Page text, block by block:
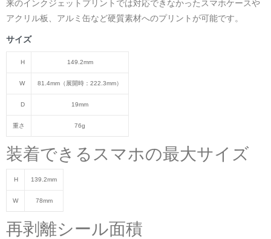
来のインクジェットプリントでは対応できなかったスマホケースや
アクリル板、アルミ缶など硬質素材へのプリントが可能です。
サイズ
H 149.2mm
W 81.4mm（展開時：222.3mm）
D 19mm
重さ 76g
装着できるスマホの最大サイズ
H 139.2mm
W 78mm
再剥離シール面積